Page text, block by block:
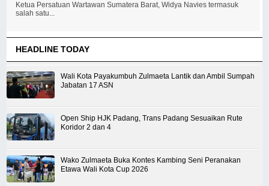
Ketua Persatuan Wartawan Sumatera Barat, Widya Navies termasuk
salah satu...
HEADLINE TODAY
Wali Kota Payakumbuh Zulmaeta Lantik dan Ambil Sumpah
Jabatan 17 ASN
Open Ship HJK Padang, Trans Padang Sesuaikan Rute
Koridor 2 dan 4
Wako Zulmaeta Buka Kontes Kambing Seni Peranakan
Etawa Wali Kota Cup 2026